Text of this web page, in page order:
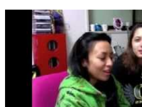
How do you like longboarding so far?
Kristina: I like it a lot. I mean uh…it’s
not punching or kicking anything I’m just
So it’s confusing for my mind. I LIKE IT!
Junko: I used to skateboard in middle
didn’t get too far. I also have been
8? Never done surfing and I’ve always
so…yea, longboarding is a little different